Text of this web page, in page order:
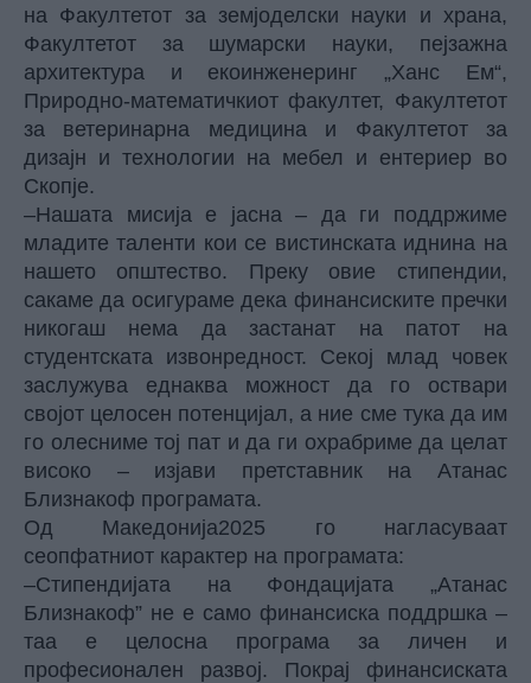
на Факултетот за земјоделски науки и храна,
Факултетот за шумарски науки, пејзажна
архитектура и екоинженеринг „Ханс Ем“,
Природно-математичкиот факултет, Факултетот
за ветеринарна медицина и Факултетот за
дизајн и технологии на мебел и ентериер во
Скопје.
–Нашата мисија е јасна – да ги поддржиме
младите таленти кои се вистинската иднина на
нашето општество. Преку овие стипендии,
сакаме да осигураме дека финансиските пречки
никогаш нема да застанат на патот на
студентската извонредност. Секој млад човек
заслужува еднаква можност да го оствари
својот целосен потенцијал, а ние сме тука да им
го олесниме тој пат и да ги охрабриме да целат
високо – изјави претставник на Атанас
Близнакоф програмата.
Од Македонија2025 го нагласуваат
сеопфатниот карактер на програмата:
–Стипендијата на Фондацијата „Атанас
Близнакоф” не е само финансиска поддршка –
таа е целосна програма за личен и
професионален развој. Покрај финансиската